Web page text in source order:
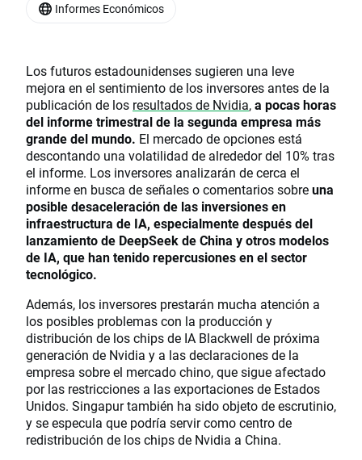
Los futuros estadounidenses sugieren una leve
mejora en el sentimiento de los inversores antes de la
publicación de los resultados de Nvidia,a pocas horas
del informe trimestral de la segunda empresa más
grande del mundo. El mercado de opciones está
descontando una volatilidad de alrededor del 10% tras
el informe. Los inversores analizarán de cerca el
informe en busca de señales o comentarios sobreuna
posible desaceleración de las inversiones en
infraestructura de IA, especialmente después del
lanzamiento de DeepSeek de China y otros modelos
de IA, que han tenido repercusiones en el sector
tecnológico.
Además, los inversores prestarán mucha atención a
los posibles problemas con la producción y
distribución de los chips de IA Blackwell de próxima
generación de Nvidia y a las declaraciones de la
empresa sobre el mercado chino, que sigue afectado
por las restricciones a las exportaciones de Estados
Unidos. Singapur también ha sido objeto de escrutinio,
y se especula que podría servir como centro de
redistribución de los chips de Nvidia a China.
Informes Económicos